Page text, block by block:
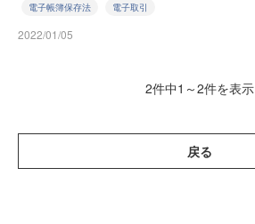
電子帳簿保存法 電子取引
2022/01/05
2件中1～2件を表示
戻る